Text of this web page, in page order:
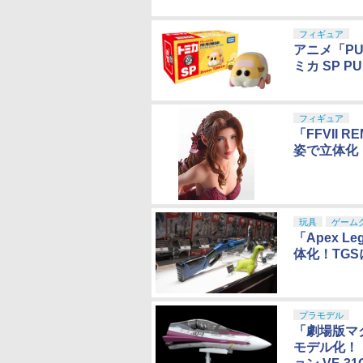
フィギュア
アニメ「
ミカ SP
フィギュア
「FFVII
姿で立体化
玩具 ゲーム
「Apex
体化！TGS
プラモデル
「劇場版
モデル化